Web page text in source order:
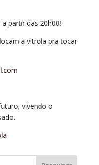
partir das 20h00!
a vitrola pra tocar
vivendo o